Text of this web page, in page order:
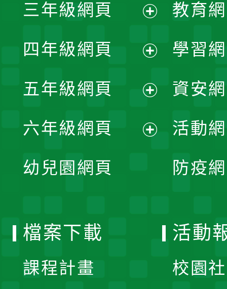
選
單
開
選
單
三年級網頁
開
選
單
四年級網頁
開
選
五年級網頁
開
六年級網頁
幼兒園網頁
教育
學習
資安
活動
防疫
檔案下載
課程計畫
活動
校園